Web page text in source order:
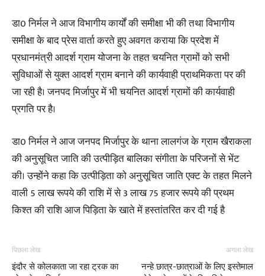
​डा0 निर्मल ने आज विभागीय कार्यों की समीक्षा भी की तथा विभागीय
समीक्षा के बाद प्रेस वार्ता करते हुए अवगत कराया कि प्रदेश में
प्रधानमंत्री आदर्श ग्राम योजना के तहत चयनित ग्रामों को सभी
सुविधाओं से युक्त आदर्श ग्राम बनाने की कार्यवाही प्राथमिकता पर की
जा रही है। जनपद मिर्जापुर में भी चयनित आदर्श ग्रामों की कार्यवाही
प्रगति पर है।
​डा0 निर्मल ने आज जनपद मिर्जापुर के थाना लालगंज के ग्राम खैराकला
की अनुसूचित जाति की उत्पीड़ित बालिका संगीता के परिजनों से भेंट
की। उन्होंने कहा कि उत्पीड़िता को अनुसूचित जाति एक्ट के तहत मिलने
वाली 5 लाख रूपये की राशि में से 3 लाख 75 हजार रूपये की प्रथम
किश्त की राशि आज पिड़िता के खाते में हस्तांतरित कर दी गई है
पिछला लेख
इंदौर से कोलकाता जा रहा ट्रक का
अगला लेख
नन्हे छात्र-छात्राओं के लिए इस्तेमाल